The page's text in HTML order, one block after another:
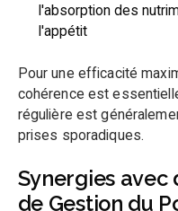
l'absorption des
l'appétit
Pour une efficacité
cohérence est
régulière est
prises sporadiques.
Synergies avec
de Gestion du